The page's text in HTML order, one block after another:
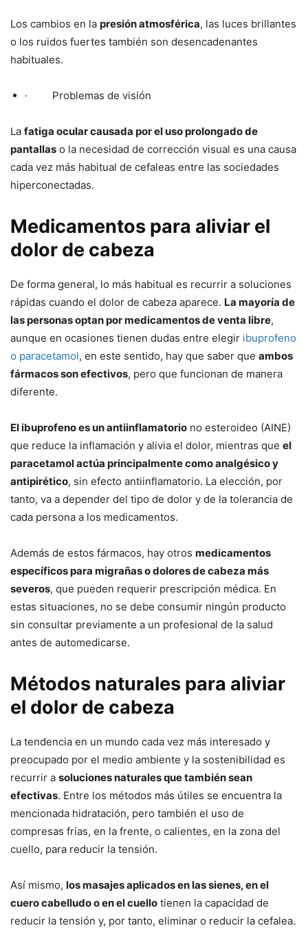
Los cambios en la presión atmosférica, las luces brillantes
o los ruidos fuertes también son desencadenantes
habituales.
· Problemas de visión
La fatiga ocular causada por el uso prolongado de
pantallas o la necesidad de corrección visual es una causa
cada vez más habitual de cefaleas entre las sociedades
hiperconectadas.
Medicamentos para aliviar el
dolor de cabeza
De forma general, lo más habitual es recurrir a soluciones
rápidas cuando el dolor de cabeza aparece. La mayoría de
las personas optan por medicamentos de venta libre,
aunque en ocasiones tienen dudas entre elegir ibuprofeno
o paracetamol, en este sentido, hay que saber que ambos
fármacos son efectivos, pero que funcionan de manera
diferente.
El ibuprofeno es un antiinflamatorio no esteroideo (AINE)
que reduce la inflamación y alivia el dolor, mientras que el
paracetamol actúa principalmente como analgésico y
antipirético, sin efecto antiinflamatorio. La elección, por
tanto, va a depender del tipo de dolor y de la tolerancia de
cada persona a los medicamentos.
Además de estos fármacos, hay otros medicamentos
específicos para migrañas o dolores de cabeza más
severos, que pueden requerir prescripción médica. En
estas situaciones, no se debe consumir ningún producto
sin consultar previamente a un profesional de la salud
antes de automedicarse.
Métodos naturales para aliviar
el dolor de cabeza
La tendencia en un mundo cada vez más interesado y
preocupado por el medio ambiente y la sostenibilidad es
recurrir a soluciones naturales que también sean
efectivas. Entre los métodos más útiles se encuentra la
mencionada hidratación, pero también el uso de
compresas frías, en la frente, o calientes, en la zona del
cuello, para reducir la tensión.
Así mismo, los masajes aplicados en las sienes, en el
cuero cabelludo o en el cuello tienen la capacidad de
reducir la tensión y, por tanto, eliminar o reducir la cefalea.